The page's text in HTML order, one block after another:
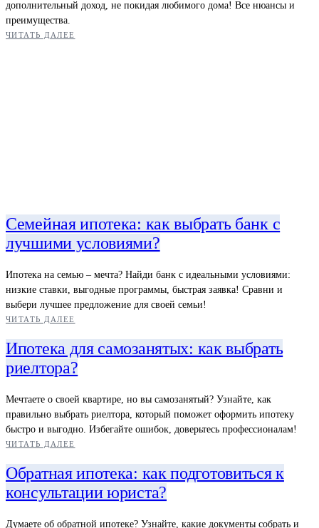
дополнительный доход, не покидая любимого дома! Все нюансы и
преимущества.
ЧИТАТЬ ДАЛЕЕ
Семейная ипотека: как выбрать банк с
лучшими условиями?
Ипотека на семью – мечта? Найди банк с идеальными условиями:
низкие ставки, выгодные программы, быстрая заявка! Сравни и
выбери лучшее предложение для своей семьи!
ЧИТАТЬ ДАЛЕЕ
Ипотека для самозанятых: как выбрать
риелтора?
Мечтаете о своей квартире, но вы самозанятый? Узнайте, как
правильно выбрать риелтора, который поможет оформить ипотеку
быстро и выгодно. Избегайте ошибок, доверьтесь профессионалам!
ЧИТАТЬ ДАЛЕЕ
Обратная ипотека: как подготовиться к
консультации юриста?
Думаете об обратной ипотеке? Узнайте, какие документы собрать и